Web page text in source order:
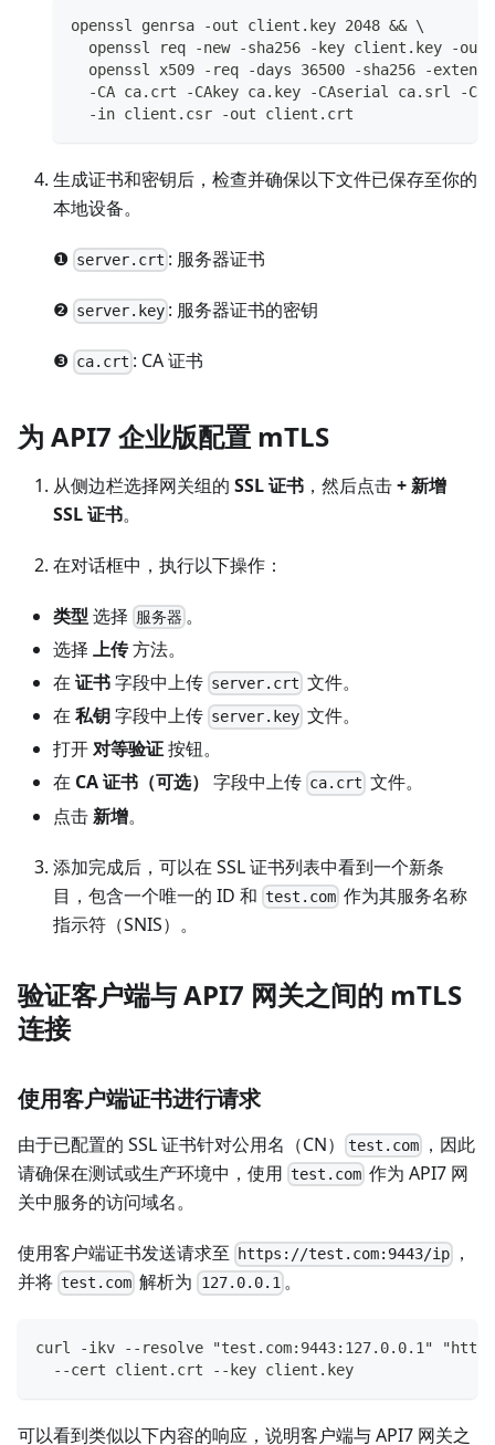
openssl genrsa -out client.key 2048 && \
openssl req -new -sha256 -key client.key -
openssl x509 -req -days 36500 -sha256 -
-CA ca.crt -CAkey ca.key -CAserial ca.srl -
  -in client.csr -out client.crt
生成证书和密钥后，检查并确保以下文件已保存至你的
本地设备。
❶ server.crt : 服务器证书
❷ server.key : 服务器证书的密钥
❸ ca.crt : CA 证书
为 API7 企业版配置 mTLS
从侧边栏选择网关组的 SSL 证书 ，然后点击+ 新增
SSL 证书。
在对话框中，执行以下操作：
类型 选择 服务器 。
选择 上传方法。
在 证书字段中上传 server.crt 文件。
在 私钥字段中上传 server.key 文件。
打开对等验证按钮。
在 CA 证书（可选） 字段中上传 ca.crt 文件。
点击新增。
添加完成后，可以在 SSL 证书列表中看到一个新条
目，包含一个唯一的 ID 和 test.com 作为其服务名称
指示符（SNIS）。
验证客户端与 API7 网关之间的 mTLS
连接
使用客户端证书进行请求
由于已配置的 SSL 证书针对公用名（CN） test.com
，因此
请确保在测试或生产环境中，使用 test.com 作为 API7 网
关中服务的访问域名。
使用客户端证书发送请求至 https://test.com:9443/ip
，
并将 test.com 解析为 127.0.0.1。
curl -ikv --resolve "test.com:9443:127.0.0.1"
  --cert client.crt --key client.key
可以看到类似以下内容的响应，说明客户端与 API7 网关之